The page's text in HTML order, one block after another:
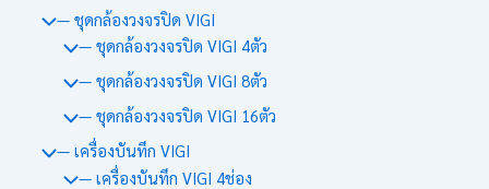
— ชุดกล้องวงจรปิด VIGI
— ชุดกล้องวงจรปิด VIGI 4ตัว
— ชุดกล้องวงจรปิด VIGI 8ตัว
— ชุดกล้องวงจรปิด VIGI 16ตัว
— เครื่องบันทึก VIGI
— เครื่องบันทึก VIGI 4ช่อง